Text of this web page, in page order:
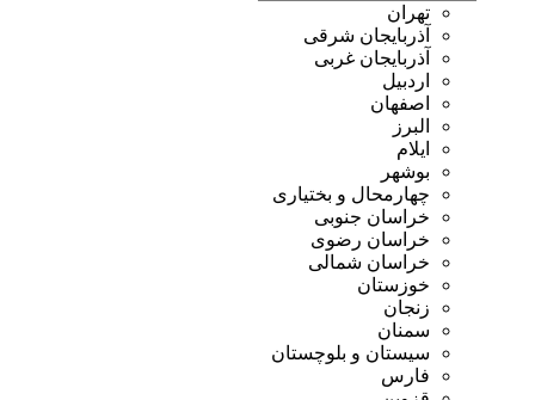
تهران
آذربایجان شرقی
آذربایجان غربی
اردبیل
اصفهان
البرز
ایلام
بوشهر
چهارمحال و بختیاری
خراسان جنوبی
خراسان رضوی
خراسان شمالی
خوزستان
زنجان
سمنان
سیستان و بلوچستان
فارس